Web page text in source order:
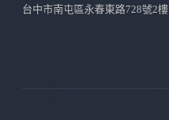
台中市南屯區永春東路728號2樓